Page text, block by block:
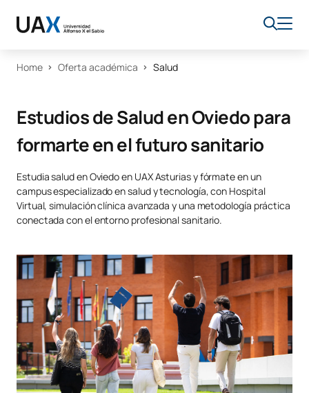
Home Oferta académica Salud
Estudios de Salud en Oviedo para
formarte en el futuro sanitario
Estudia salud en Oviedo en UAX Asturias y fórmate en un
campus especializado en salud y tecnología, con Hospital
Virtual, simulación clínica avanzada y una metodología práctica
conectada con el entorno profesional sanitario.